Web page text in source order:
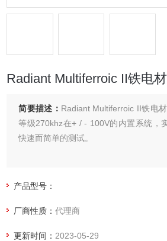
Radiant Multiferroic II铁电
简要描述： Radiant Multiferroic II铁电
等级270khz在+ / - 100V的内置系统，
快速而简单的测试。
产品型号：
厂商性质：代理商
更新时间： 2023-05-29